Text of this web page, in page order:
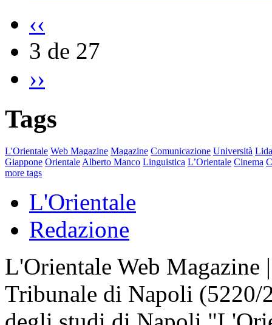
‹‹
3 de 27
››
Tags
L'Orientale Web Magazine Magazine Comunicazione Università
Giappone Orientale Alberto Manco Linguistica L’Orientale Cinema
more tags
L'Orientale
Redazione
L'Orientale Web Magazine
Tribunale di Napoli